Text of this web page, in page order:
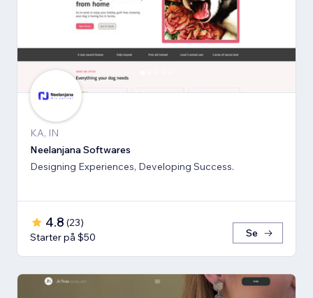
KA, IN
Neelanjana Softwares
Designing Experiences, Developing Success.
4.8 (23)
Starter på $50
Se